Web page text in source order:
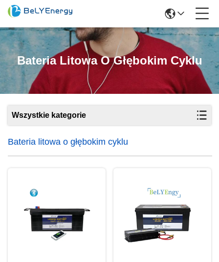
Bateria Litowa O Głębokim Cyklu
Wszystkie kategorie
Bateria litowa o głębokim cyklu